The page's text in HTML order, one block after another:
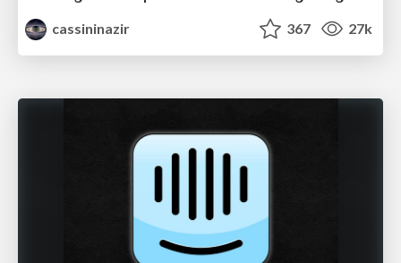
cassininazir
367 27k